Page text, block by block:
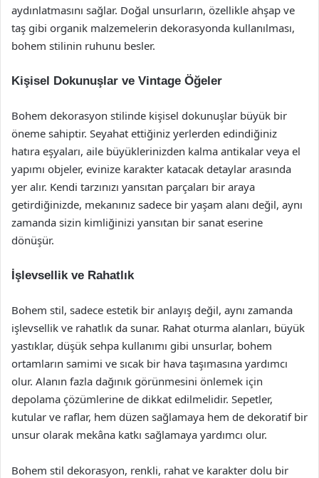
aydınlatmasını sağlar. Doğal unsurların, özellikle ahşap ve
taş gibi organik malzemelerin dekorasyonda kullanılması,
bohem stilinin ruhunu besler.
Kişisel Dokunuşlar ve Vintage Öğeler
Bohem dekorasyon stilinde kişisel dokunuşlar büyük bir
öneme sahiptir. Seyahat ettiğiniz yerlerden edindiğiniz
hatıra eşyaları, aile büyüklerinizden kalma antikalar veya el
yapımı objeler, evinize karakter katacak detaylar arasında
yer alır. Kendi tarzınızı yansıtan parçaları bir araya
getirdiğinizde, mekanınız sadece bir yaşam alanı değil, aynı
zamanda sizin kimliğinizi yansıtan bir sanat eserine
dönüşür.
İşlevsellik ve Rahatlık
Bohem stil, sadece estetik bir anlayış değil, aynı zamanda
işlevsellik ve rahatlık da sunar. Rahat oturma alanları, büyük
yastıklar, düşük sehpa kullanımı gibi unsurlar, bohem
ortamların samimi ve sıcak bir hava taşımasına yardımcı
olur. Alanın fazla dağınık görünmesini önlemek için
depolama çözümlerine de dikkat edilmelidir. Sepetler,
kutular ve raflar, hem düzen sağlamaya hem de dekoratif bir
unsur olarak mekâna katkı sağlamaya yardımcı olur.
Bohem stil dekorasyon, renkli, rahat ve karakter dolu bir